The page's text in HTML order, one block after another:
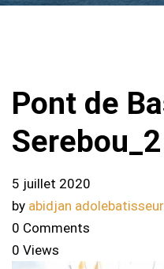
Pont de
Serebou_2
5 juillet 2020
by abidjan adolebatisseur
0 Comments
0 Views